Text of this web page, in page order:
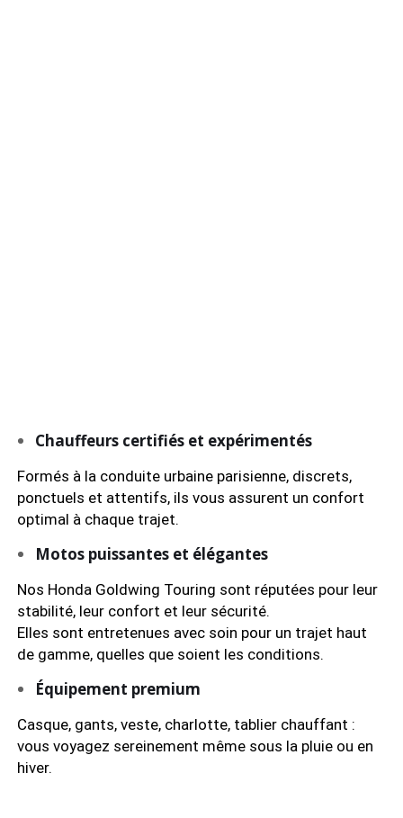
Chauffeurs certifiés et expérimentés
Formés à la conduite urbaine parisienne, discrets,
ponctuels et attentifs, ils vous assurent un confort
optimal à chaque trajet.
Motos puissantes et élégantes
Nos Honda Goldwing Touring sont réputées pour leur
stabilité, leur confort et leur sécurité.
Elles sont entretenues avec soin pour un trajet haut
de gamme, quelles que soient les conditions.
Équipement premium
Casque, gants, veste, charlotte, tablier chauffant :
vous voyagez sereinement même sous la pluie ou en
hiver.